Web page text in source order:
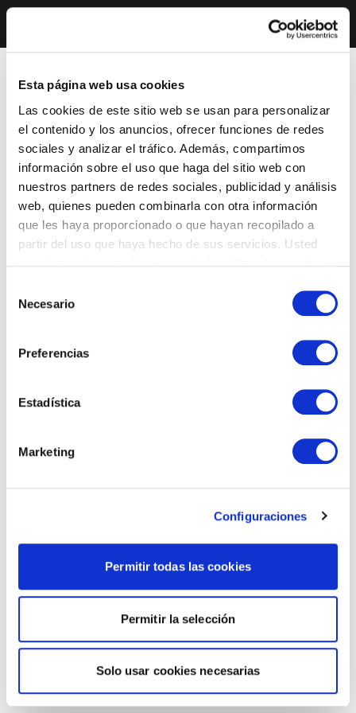
Esta página web usa cookies
Las cookies de este sitio web se usan para personalizar
el contenido y los anuncios, ofrecer funciones de redes
sociales y analizar el tráfico. Además, compartimos
información sobre el uso que haga del sitio web con
nuestros partners de redes sociales, publicidad y análisis
web, quienes pueden combinarla con otra información
que les haya proporcionado o que hayan recopilado a
partir del uso que haya hecho de sus servicios. Usted
Necesario
Preferencias
Estadística
Marketing
Configuraciones
Permitir todas las cookies
Permitir la selección
Solo usar cookies necesarias